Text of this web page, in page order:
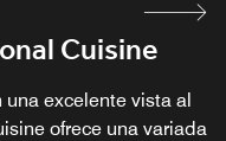
Cuisine
excelente vista al
ofrece una variada
con los coloridos
Ceviche. Este
Terrace
pastelitos y café
la mañana, además